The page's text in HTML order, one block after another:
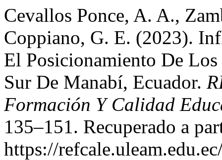
Cevallos Ponce, A. A.,
Coppiano, G. E. (2023).
El Posicionamiento De
Sur De Manabí, Ecuador.
Formación Y Calidad
135–151. Recuperado a
https://